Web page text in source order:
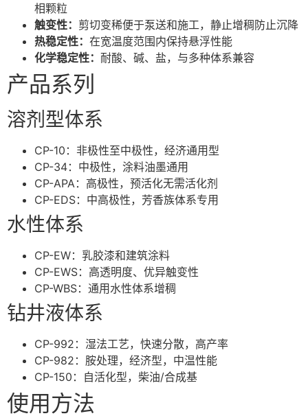
相颗粒
触变性： 剪切变稀便于泵送和施工，静止增稠防止沉降
热稳定性： 在宽温度范围内保持悬浮性能
化学稳定性： 耐酸、碱、盐，与多种体系兼容
产品系列
溶剂型体系
CP-10：非极性至中极性，经济通用型
CP-34：中极性，涂料油墨通用
CP-APA：高极性，预活化无需活化剂
CP-EDS：中高极性，芳香族体系专用
水性体系
CP-EW：乳胶漆和建筑涂料
CP-EWS：高透明度、优异触变性
CP-WBS：通用水性体系增稠
钻井液体系
CP-992：湿法工艺，快速分散，高产率
CP-982：胺处理，经济型，中温性能
CP-150：自活化型，柴油/合成基
使用方法